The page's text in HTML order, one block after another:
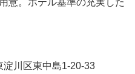
意。ホテル基準の充実した
川区東中島1-20-33